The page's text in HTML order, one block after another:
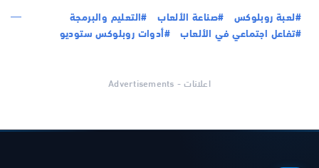
#لعبة روبلوكس #صناعة الألعاب
#التعليم والبرمجة
#تفاعل اجتماعي في الألعاب
#أدوات روبلوكس ستوديو
اعلانات - Advertisements